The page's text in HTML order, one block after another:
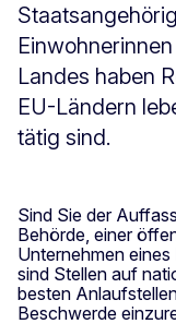
Landes haben
EU-Ländern
tätig sind.
Sind Sie der
Behörde, einer
Unternehmen
sind Stellen auf
besten
Beschwerde